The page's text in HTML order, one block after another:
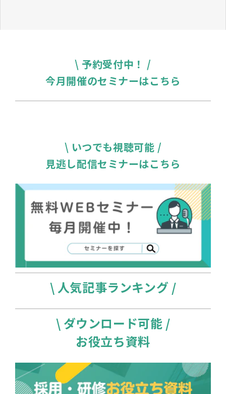
\ 予約受付中！ /
今月開催のセミナーはこちら
\ いつでも視聴可能 /
見逃し配信セミナーはこちら
\ 人気記事ランキング /
\ ダウンロード可能 /
お役立ち資料